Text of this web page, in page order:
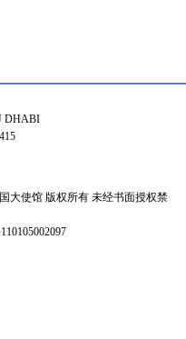
大使馆 版权所有 未经书面授权禁
DHABI